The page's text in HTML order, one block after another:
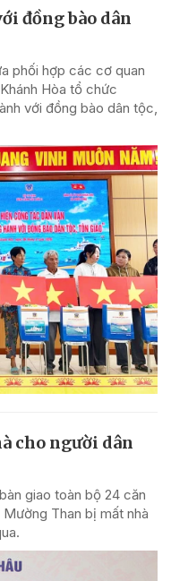
đồng bào dân
phối hợp các cơ quan
Hòa tổ chức
với đồng bào dân tộc,
cho người dân
giao toàn bộ 24 căn
Than bị mất nhà